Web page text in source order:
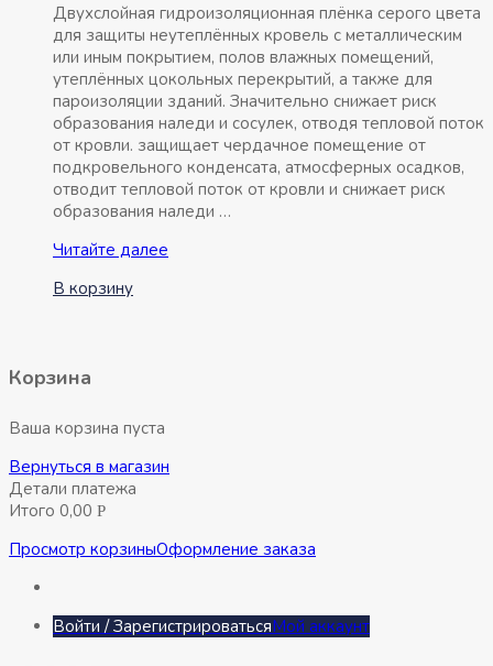
Двухслойная гидроизоляционная плёнка серого цвета
для защиты неутеплённых кровель с металлическим
или иным покрытием, полов влажных помещений,
утеплённых цокольных перекрытий, а также для
пароизоляции зданий. Значительно снижает риск
образования наледи и сосулек, отводя тепловой поток
от кровли. защищает чердачное помещение от
подкровельного конденсата, атмосферных осадков,
отводит тепловой поток от кровли и снижает риск
образования наледи …
Пленка
пароизоляционная
50м2
Читайте далее
В корзину
Корзина
Ваша корзина пуста
Вернуться в магазин
Детали платежа
Итого 0,00 Р
Просмотр корзиныОформление заказа
Войти / ЗарегистрироватьсяМой аккаунт